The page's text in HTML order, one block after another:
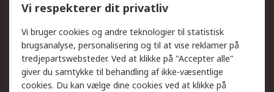
DesignSpark
Teknisk Support
Dit lokale salgsteam
Eksportløsninger
Support
Få hjælp
Returnering
Vi respekterer dit privatliv
Vi bruger cookies og andre teknologier til statistisk
brugsanalyse, personalisering og til at vise reklamer på
tredjepartswebsteder. Ved at klikke på "Accepter alle"
giver du samtykke til behandling af ikke-væsentlige
cookies. Du kan vælge dine cookies ved at klikke på